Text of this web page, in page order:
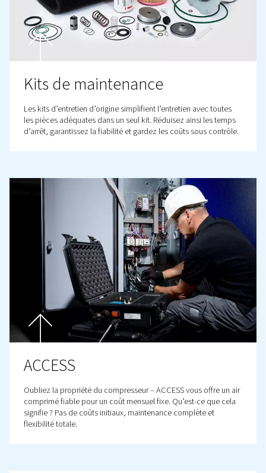
effectué. Qu'il s'agisse de résoudre un
fournir un kit de réparation ou des pièces
réparer votre compresseur, ou tout simplement
d'intervenir sur votre installation, notre équipe
vente est toujours là, déployée aux quatre coins
France. Nous nous efforçons de garantir un
fluide, afin que vous puissiez rester concentré
compte.
Plus de produits